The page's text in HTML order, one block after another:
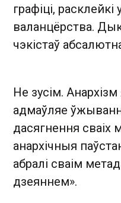
графіці,
валанцёрства. Дык
чэкістаў
Не зусім. Анархізм
адмаўляе
дасягнення сваіх
анархічныя
абралі сваім
дзеяннем».